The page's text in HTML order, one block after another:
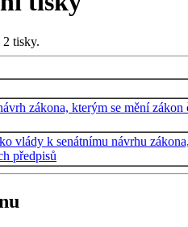
2 tisky.
zákona, kterým se mění
vlády k senátnímu návrhu
předpisů